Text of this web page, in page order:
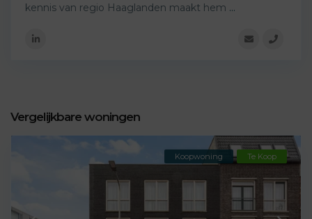
kennis van regio Haaglanden maakt hem ...
Vergelijkbare woningen
Koopwoning Te Koop